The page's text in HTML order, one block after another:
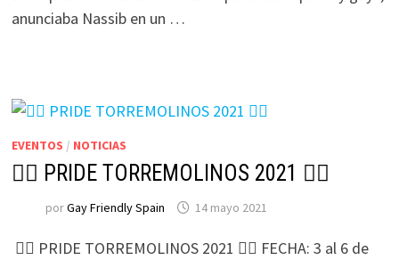
anunciaba Nassib en un …
EVENTOS / NOTICIAS
🏳‍🌈 PRIDE TORREMOLINOS 2021 🏳‍🌈
porGay Friendly Spain 14 mayo 2021
🏳‍🌈 PRIDE TORREMOLINOS 2021 🏳‍🌈 FECHA: 3 al 6 de